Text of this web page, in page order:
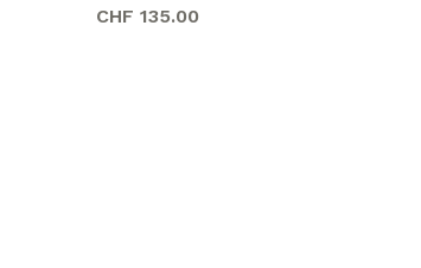
Regulärer Preis:
CHF 135.00